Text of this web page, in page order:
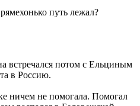
путь лежал?
встречался потом с Ельциным
в Россию.
ничем не помогала. Помогал